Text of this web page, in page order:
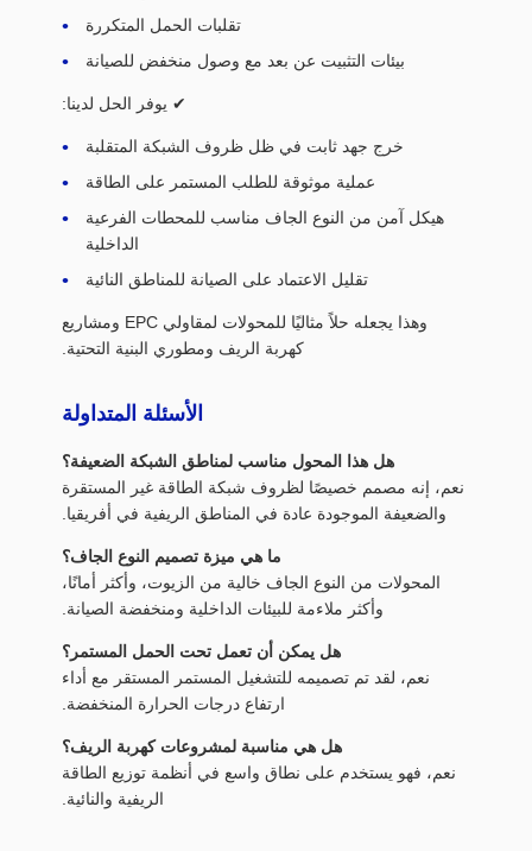
تقلبات الحمل المتكررة
بيئات التثبيت عن بعد مع وصول منخفض للصيانة
✔ يوفر الحل لدينا:
خرج جهد ثابت في ظل ظروف الشبكة المتقلبة
عملية موثوقة للطلب المستمر على الطاقة
هيكل آمن من النوع الجاف مناسب للمحطات الفرعية
الداخلية
تقليل الاعتماد على الصيانة للمناطق النائية
وهذا يجعله حلاً مثاليًا للمحولات لمقاولي EPC ومشاريع
كهربة الريف ومطوري البنية التحتية.
الأسئلة المتداولة
هل هذا المحول مناسب لمناطق الشبكة الضعيفة؟
نعم، إنه مصمم خصيصًا لظروف شبكة الطاقة غير المستقرة
والضعيفة الموجودة عادة في المناطق الريفية في أفريقيا.
ما هي ميزة تصميم النوع الجاف؟
المحولات من النوع الجاف خالية من الزيوت، وأكثر أمانًا،
وأكثر ملاءمة للبيئات الداخلية ومنخفضة الصيانة.
هل يمكن أن تعمل تحت الحمل المستمر؟
نعم، لقد تم تصميمه للتشغيل المستمر المستقر مع أداء
ارتفاع درجات الحرارة المنخفضة.
هل هي مناسبة لمشروعات كهربة الريف؟
نعم، فهو يستخدم على نطاق واسع في أنظمة توزيع الطاقة
الريفية والنائية.